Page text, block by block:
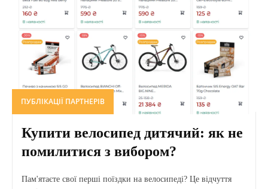
ПУБЛІКАЦІЇ ПАРТНЕРІВ
Купити велосипед дитячий: як не
помилитися з вибором?
Пам'ятаєте свої перші поїздки на велосипеді? Це відчуття